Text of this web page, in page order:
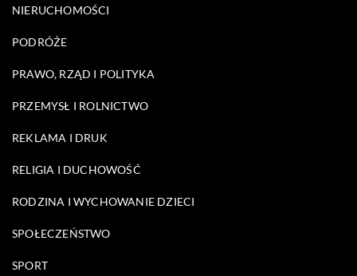
NIERUCHOMOŚCI
PODRÓŻE
PRAWO, RZĄD I POLITYKA
PRZEMYSŁ I ROLNICTWO
REKLAMA I DRUK
RELIGIA I DUCHOWOŚĆ
RODZINA I WYCHOWANIE DZIECI
SPOŁECZEŃSTWO
SPORT